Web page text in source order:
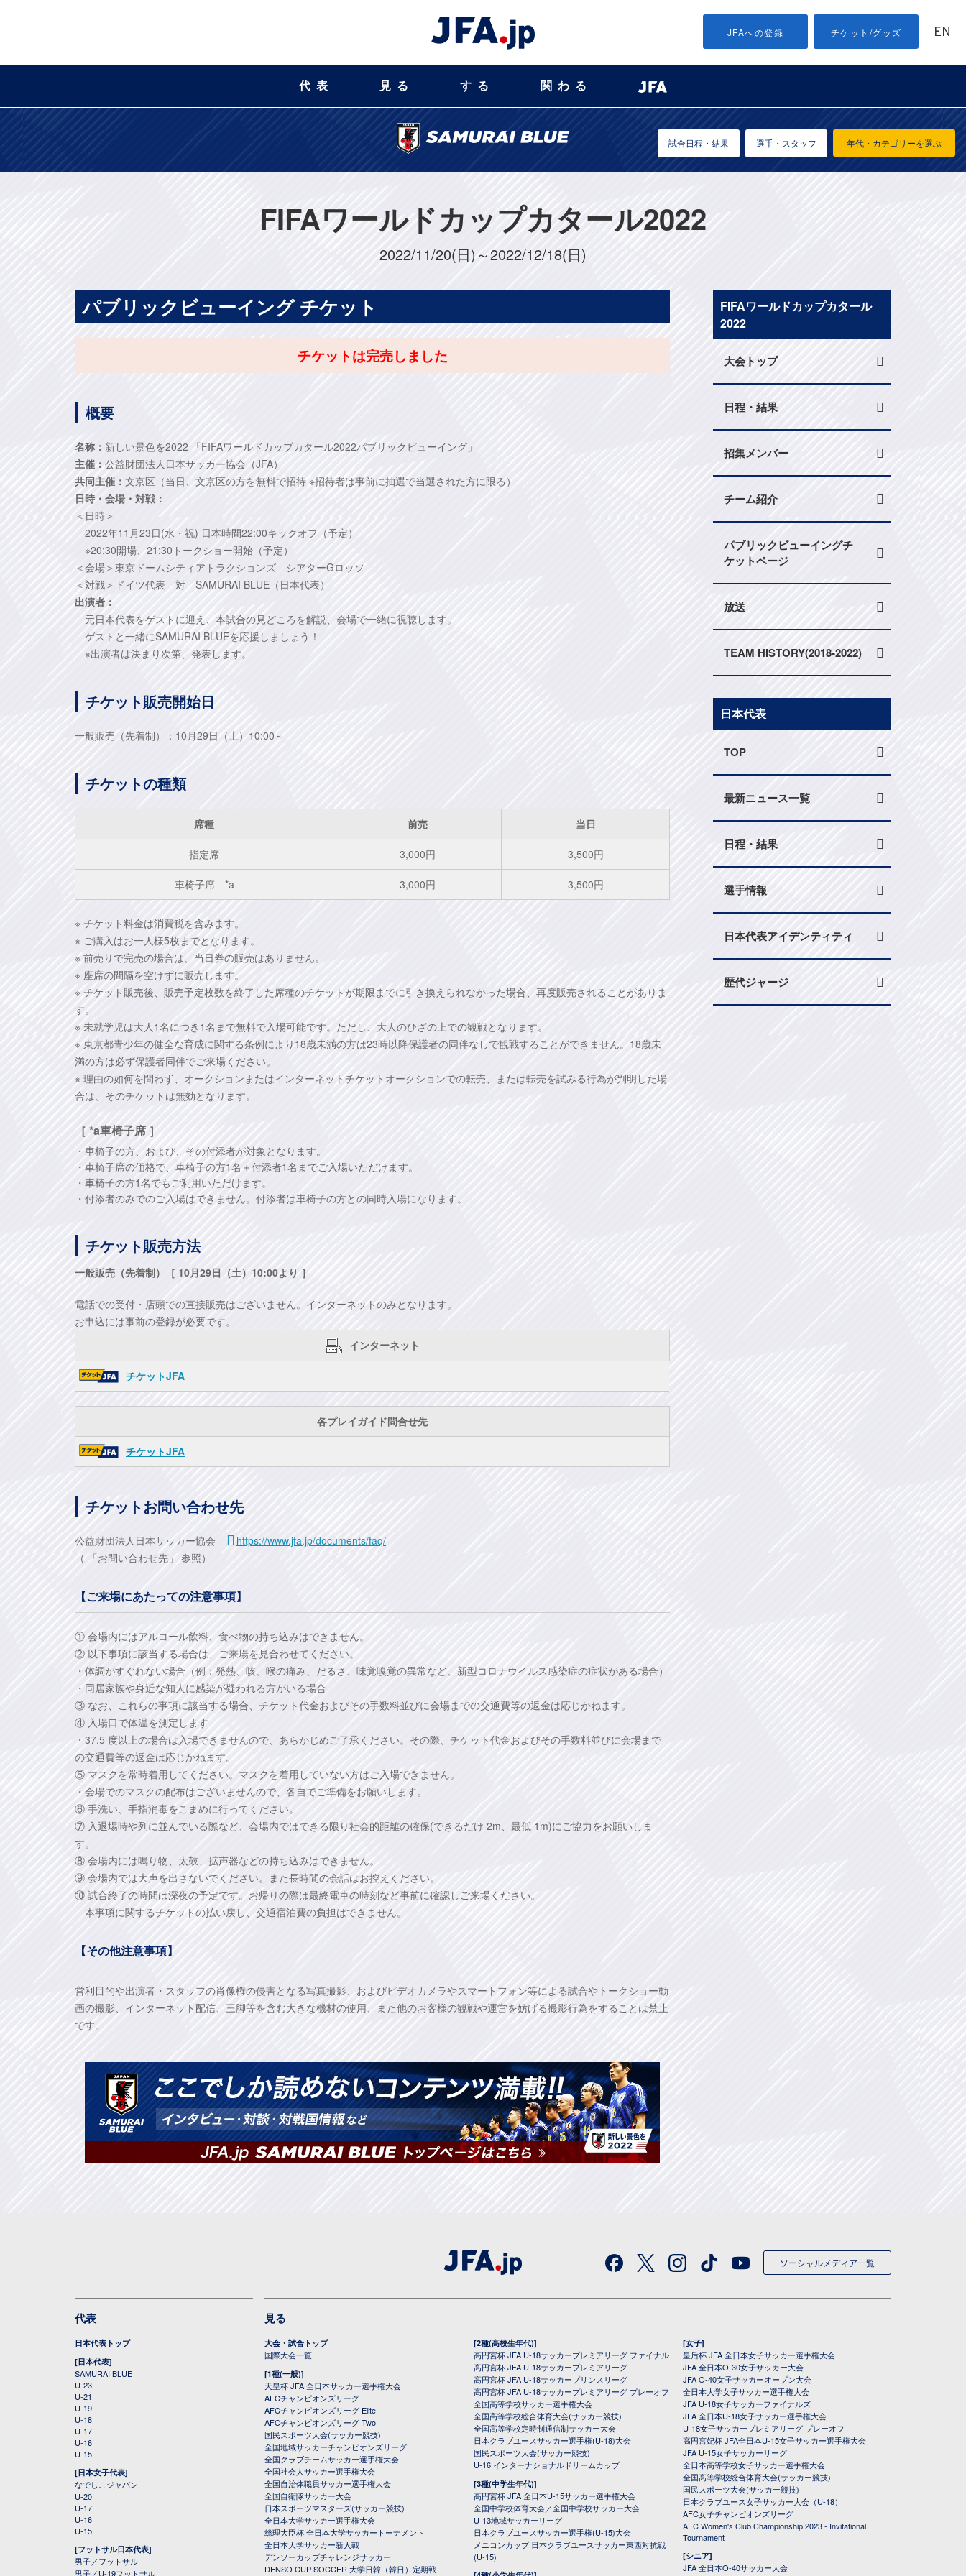
JFAへの登録 チケット/グッズ EN
代表 見る する 関わる
年代・カテゴリーを選ぶ
試合日程・結果 選手・スタッフ
FIFAワールドカップカタール2022
2022/11/20(日)～2022/12/18(日)
パブリックビューイング チケット
チケットは完売しました
概要
名称： 新しい景色を2022 「FIFAワールドカップカタール2022パブリックビューイング」
主催： 公益財団法人日本サッカー協会（JFA）
共同主催： 文京区（当日、文京区の方を無料で招待 ※招待者は事前に抽選で当選された方に限る）
日時・会場・対戦：
＜日時＞
2022年11月23日(水・祝) 日本時間22:00キックオフ（予定）
※20:30開場、21:30トークショー開始（予定）
＜会場＞東京ドームシティアトラクションズ シアターGロッソ
＜対戦＞ドイツ代表 対 SAMURAI BLUE（日本代表）
出演者：
元日本代表をゲストに迎え、本試合の見どころを解説、会場で一緒に視聴します。
ゲストと一緒にSAMURAI BLUEを応援しましょう！
※出演者は決まり次第、発表します。
チケット販売開始日
一般販売（先着制）：10月29日（土）10:00～
チケットの種類
席種 前売 当日
指定席 3,000円 3,500円
車椅子席 *a 3,000円 3,500円
※ チケット料金は消費税を含みます。
※ ご購入はお一人様5枚までとなります。
※ 前売りで完売の場合は、当日券の販売はありません。
※ 座席の間隔を空けずに販売します。
※ チケット販売後、販売予定枚数を終了した席種のチケットが期限までに引き換えられなかった場合、再度販売されることがありま
す。
※ 未就学児は大人1名につき1名まで無料で入場可能です。ただし、大人のひざの上での観戦となります。
※ 東京都青少年の健全な育成に関する条例により18歳未満の方は23時以降保護者の同伴なしで観戦することができません。18歳未
満の方は必ず保護者同伴でご来場ください。
※ 理由の如何を問わず、オークションまたはインターネットチケットオークションでの転売、または転売を試みる行為が判明した場
合は、そのチケットは無効となります。
［ *a車椅子席 ］
・車椅子の方、および、その付添者が対象となります。
・車椅子席の価格で、車椅子の方1名＋付添者1名までご入場いただけます。
・車椅子の方1名でもご利用いただけます。
・付添者のみでのご入場はできません。付添者は車椅子の方との同時入場になります。
チケット販売方法
一般販売（先着制）［ 10月29日（土）10:00より ］
電話での受付・店頭での直接販売はございません。インターネットのみとなります。
お申込には事前の登録が必要です。
インターネット
チケットJFA
各プレイガイド問合せ先
チケットJFA
チケットお問い合わせ先
公益財団法人日本サッカー協会
https://www.jfa.jp/documents/faq/
（ 「お問い合わせ先」 参照）
【ご来場にあたっての注意事項】
① 会場内にはアルコール飲料、食べ物の持ち込みはできません。
② 以下事項に該当する場合は、ご来場を見合わせてください。
・体調がすぐれない場合（例：発熱、咳、喉の痛み、だるさ、味覚嗅覚の異常など、新型コロナウイルス感染症の症状がある場合）
・同居家族や身近な知人に感染が疑われる方がいる場合
③ なお、これらの事項に該当する場合、チケット代金およびその手数料並びに会場までの交通費等の返金は応じかねます。
④ 入場口で体温を測定します
・37.5 度以上の場合は入場できませんので、あらかじめご了承ください。その際、チケット代金およびその手数料並びに会場まで
の交通費等の返金は応じかねます。
⑤ マスクを常時着用してください。マスクを着用していない方はご入場できません。
・会場でのマスクの配布はございませんので、各自でご準備をお願いします。
⑥ 手洗い、手指消毒をこまめに行ってください。
⑦ 入退場時や列に並んでいる際など、会場内ではできる限り社会的距離の確保(できるだけ 2m、最低 1m)にご協力をお願いしま
す。
⑧ 会場内には鳴り物、太鼓、拡声器などの持ち込みはできません。
⑨ 会場内では大声を出さないでください。また長時間の会話はお控えください。
⑩ 試合終了の時間は深夜の予定です。お帰りの際は最終電車の時刻など事前に確認しご来場ください。
本事項に関するチケットの払い戻し、交通宿泊費の負担はできません。
【その他注意事項】
営利目的や出演者・スタッフの肖像権の侵害となる写真撮影、およびビデオカメラやスマートフォン等による試合やトークショー動
画の撮影、インターネット配信、三脚等を含む大きな機材の使用、また他のお客様の観戦や運営を妨げる撮影行為をすることは禁止
です。
FIFAワールドカップカタール
2022
大会トップ
日程・結果
招集メンバー
チーム紹介
パブリックビューイングチ
ケットページ
放送
TEAM HISTORY(2018-2022)
日本代表
TOP
最新ニュース一覧
日程・結果
選手情報
日本代表アイデンティティ
歴代ジャージ
ソーシャルメディア一覧
代表
日本代表トップ
[日本代表]
SAMURAI BLUE
U-23
U-21
U-19
U-18
U-17
U-16
U-15
[日本女子代表]
なでしこジャパン
U-20
U-17
U-16
U-15
[フットサル日本代表]
男子／フットサル
男子／U-19フットサル
見る
大会・試合トップ
国際大会一覧
[1種(一般)]
天皇杯 JFA 全日本サッカー選手権大会
AFCチャンピオンズリーグ
AFCチャンピオンズリーグ Elite
AFCチャンピオンズリーグ Two
国民スポーツ大会(サッカー競技)
全国地域サッカーチャンピオンズリーグ
全国クラブチームサッカー選手権大会
全国社会人サッカー選手権大会
全国自治体職員サッカー選手権大会
全国自衛隊サッカー大会
日本スポーツマスターズ(サッカー競技)
全日本大学サッカー選手権大会
総理大臣杯 全日本大学サッカートーナメント
全日本大学サッカー新人戦
デンソーカップチャレンジサッカー
DENSO CUP SOCCER 大学日韓（韓日）定期戦
[2種(高校生年代)]
高円宮杯 JFA U-18サッカープレミアリーグ ファイナル
高円宮杯 JFA U-18サッカープレミアリーグ
高円宮杯 JFA U-18サッカープリンスリーグ
高円宮杯 JFA U-18サッカープレミアリーグ プレーオフ
全国高等学校サッカー選手権大会
全国高等学校総合体育大会(サッカー競技)
全国高等学校定時制通信制サッカー大会
日本クラブユースサッカー選手権(U-18)大会
国民スポーツ大会(サッカー競技)
U-16 インターナショナルドリームカップ
[3種(中学生年代)]
高円宮杯 JFA 全日本U-15サッカー選手権大会
全国中学校体育大会／全国中学校サッカー大会
U-13地域サッカーリーグ
日本クラブユースサッカー選手権(U-15)大会
メニコンカップ 日本クラブユースサッカー東西対抗戦
(U-15)
[女子]
皇后杯 JFA 全日本女子サッカー選手権大会
JFA 全日本O-30女子サッカー大会
JFA O-40女子サッカーオープン大会
全日本大学女子サッカー選手権大会
JFA U-18女子サッカーファイナルズ
JFA 全日本U-18女子サッカー選手権大会
U-18女子サッカープレミアリーグ プレーオフ
高円宮妃杯 JFA全日本U-15女子サッカー選手権大会
JFA U-15女子サッカーリーグ
全日本高等学校女子サッカー選手権大会
全国高等学校総合体育大会(サッカー競技)
国民スポーツ大会(サッカー競技)
日本クラブユース女子サッカー大会（U-18）
AFC女子チャンピオンズリーグ
AFC Women's Club Championship 2023 - Invitational
Tournament
[シニア]
JFA 全日本O-40サッカー大会